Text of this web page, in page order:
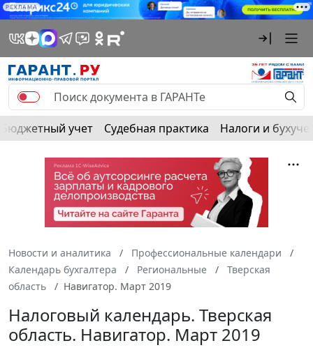
РЕКЛАМА
Бюджетный учет Судебная практика Налоги и
Новости и аналитика
Профессиональные календари
Календарь бухгалтера
Региональные
Тверская
область
Навигатор. Март 2019
Налоговый календарь. Тверская
область. Навигатор. Март 2019